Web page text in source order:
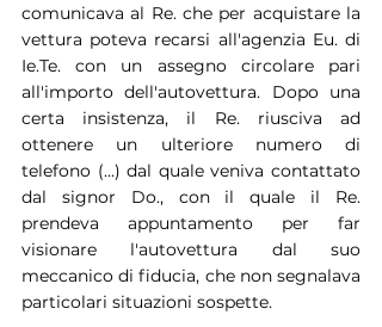
comunicava al Re. che per acquistare la
vettura poteva recarsi all'agenzia Eu. di
Ie.Te. con un assegno circolare pari
all'importo dell'autovettura. Dopo una
certa insistenza, il Re. riusciva ad
ottenere un ulteriore numero di
telefono (...) dal quale veniva contattato
dal signor Do., con il quale il Re.
prendeva appuntamento per far
visionare l'autovettura dal suo
meccanico di fiducia, che non segnalava
particolari situazioni sospette.